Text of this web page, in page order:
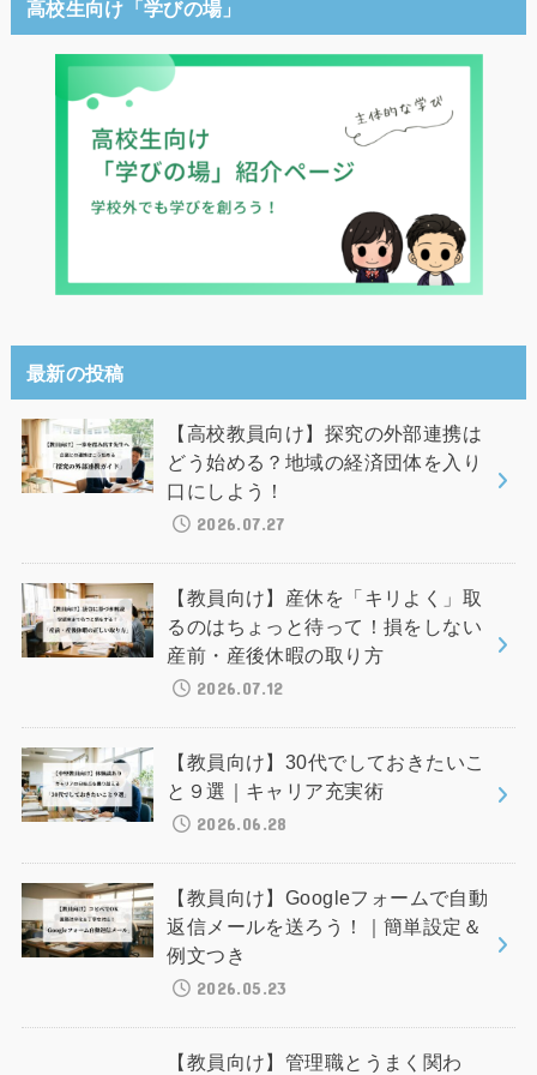
高校生向け「学びの場」
最新の投稿
【高校教員向け】探究の外部連携は
どう始める？地域の経済団体を入り
口にしよう！
2026.07.27
【教員向け】産休を「キリよく」取
るのはちょっと待って！損をしない
産前・産後休暇の取り方
2026.07.12
【教員向け】30代でしておきたいこ
と９選｜キャリア充実術
2026.06.28
【教員向け】Googleフォームで自動
返信メールを送ろう！｜簡単設定＆
例文つき
2026.05.23
【教員向け】管理職とうまく関わ